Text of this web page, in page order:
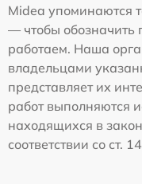
Midea упоминаются
— чтобы обозначить
работаем. Наша
владельцами
представляет их
работ выполняются
находящихся в
соответствии со ст.